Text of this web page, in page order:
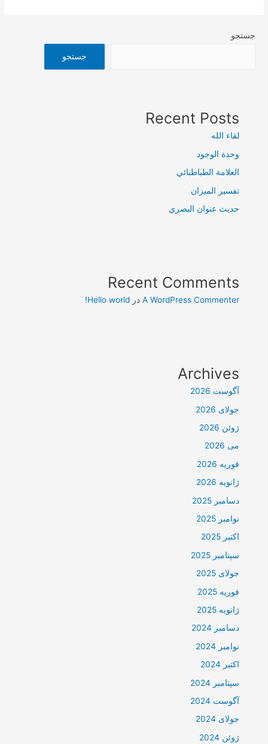
جستجو
جستجو
Recent Posts
لقاء الله
وحدة الوجود
العلامة الطباطبائي
تفسير الميزان
حديث عنوان البصري
Recent Comments
A WordPress Commenter درHello world!
Archives
آگوست 2026
جولای 2026
ژوئن 2026
می 2026
فوریه 2026
ژانویه 2026
دسامبر 2025
نوامبر 2025
اکتبر 2025
سپتامبر 2025
جولای 2025
فوریه 2025
ژانویه 2025
دسامبر 2024
نوامبر 2024
اکتبر 2024
سپتامبر 2024
آگوست 2024
جولای 2024
ژوئن 2024